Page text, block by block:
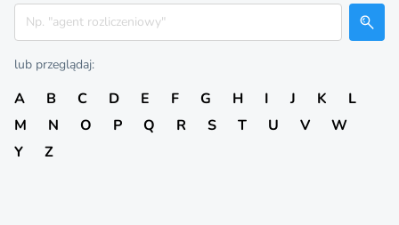
Szukaj
lub przeglądaj:
A B C D E F G H I J K
L
M
N O P Q R S T U V
W
Y
Z